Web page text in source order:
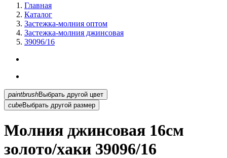
Главная
Каталог
Застежка-молния оптом
Застежка-молния джинсовая
39096/16
paintbrush
Выбрать другой цвет
cubeВыбрать другой размер
Молния джинсовая 16см
золото/хаки 39096/16